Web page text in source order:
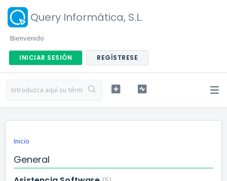
Query Informática, S.L.
Bienvenido
INICIAR SESIÓN REGÍSTRESE
Inicio
General